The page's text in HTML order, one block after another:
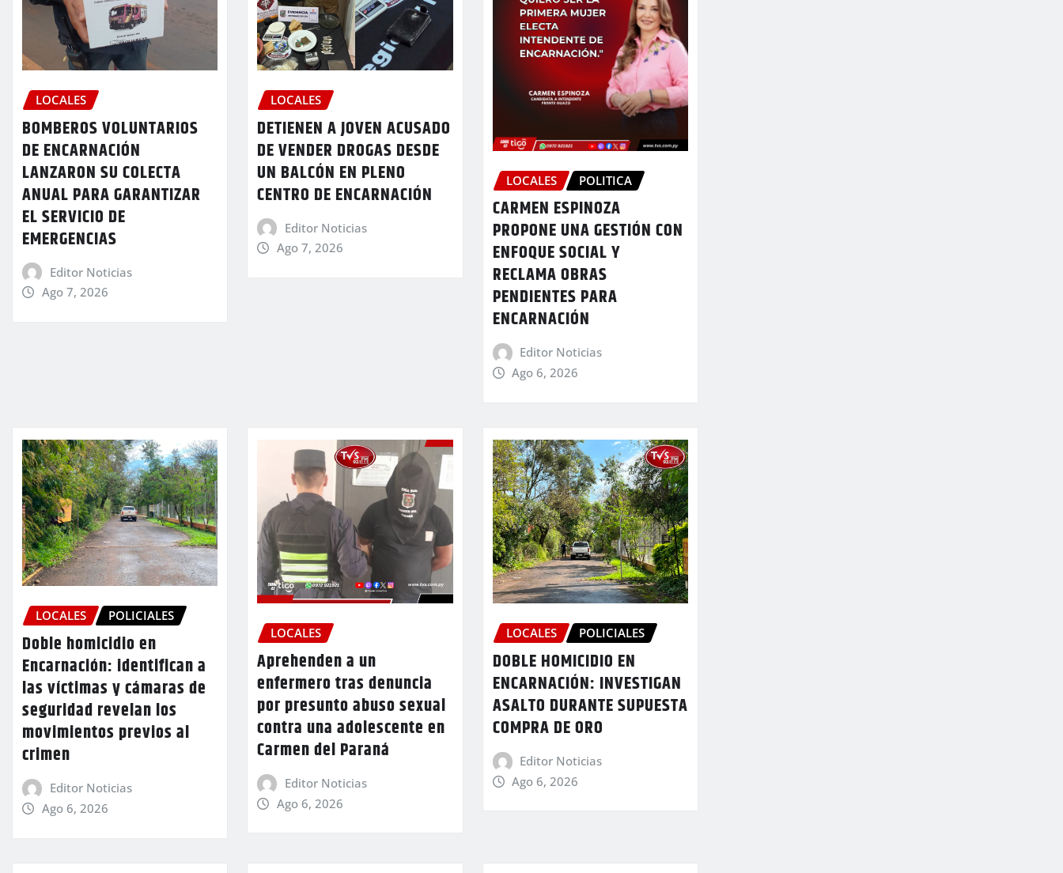
LOCALES
BOMBEROS VOLUNTARIOS
DE ENCARNACIÓN
LANZARON SU COLECTA
ANUAL PARA GARANTIZAR
EL SERVICIO DE
EMERGENCIAS
Editor Noticias
Ago 7, 2026
LOCALES
DETIENEN A JOVEN ACUSADO
DE VENDER DROGAS DESDE
UN BALCÓN EN PLENO
CENTRO DE ENCARNACIÓN
Editor Noticias
Ago 7, 2026
LOCALES POLITICA
CARMEN ESPINOZA
PROPONE UNA GESTIÓN CON
ENFOQUE SOCIAL Y
RECLAMA OBRAS
PENDIENTES PARA
ENCARNACIÓN
Editor Noticias
Ago 6, 2026
LOCALES POLICIALES
Doble homicidio en
Encarnación: identifican a
las víctimas y cámaras de
seguridad revelan los
movimientos previos al
crimen
Editor Noticias
Ago 6, 2026
LOCALES
Aprehenden a un
enfermero tras denuncia
por presunto abuso sexual
contra una adolescente en
Carmen del Paraná
Editor Noticias
Ago 6, 2026
LOCALES POLICIALES
DOBLE HOMICIDIO EN
ENCARNACIÓN: INVESTIGAN
ASALTO DURANTE SUPUESTA
COMPRA DE ORO
Editor Noticias
Ago 6, 2026